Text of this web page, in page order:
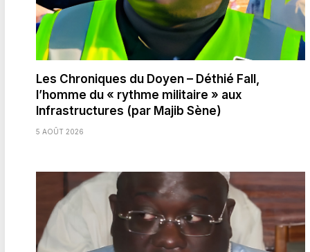
Les Chroniques du Doyen – Déthié Fall,
l’homme du « rythme militaire » aux
Infrastructures (par Majib Sène)
5 AOÛT 2026